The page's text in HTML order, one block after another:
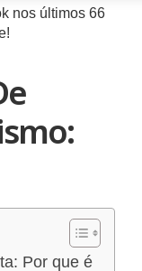
nos últimos 66
Por que é